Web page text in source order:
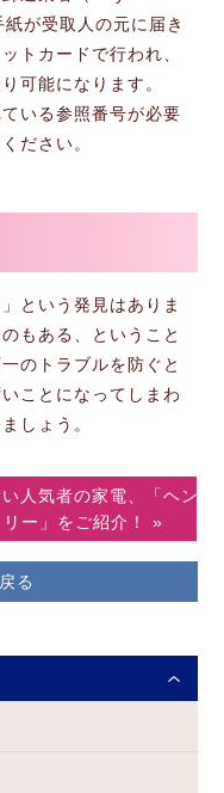
が受取人の元に届き
トカードで行われ、
可能になります。
いる参照番号が必要
ださい。
という発見はありま
もある、ということ
のトラブルを防ぐと
ことになってしまわ
しょう。
る
人気者の家電、「ヘン
リー」をご紹介！ »